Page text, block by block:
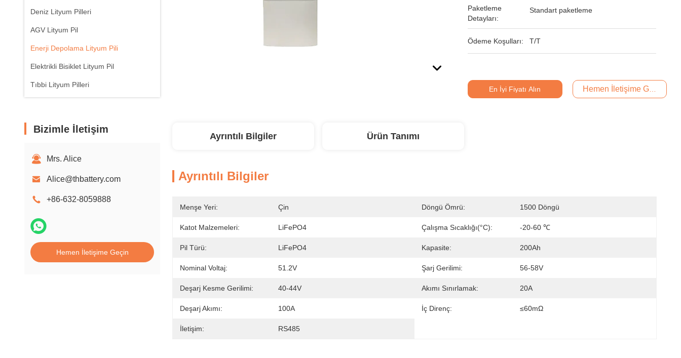
Deniz Lityum Pilleri
AGV Lityum Pil
Enerji Depolama Lityum Pili
Elektrikli Bisiklet Lityum Pil
Tıbbi Lityum Pilleri
Bizimle İletişim
Mrs. Alice
Alice@thbattery.com
+86-632-8059888
Hemen İletişime Geçin
Paketleme
Detayları:
Standart paketleme
Ödeme Koşulları: T/T
En İyi Fiyatı Alın Hemen İletişime Geçin
Ayrıntılı Bilgiler Ürün Tanımı
Ayrıntılı Bilgiler
Menşe Yeri: Çin Döngü Ömrü: 1500 Döngü
Katot Malzemeleri: LiFePO4 Çalışma Sıcaklığı(°C): -20-60 ℃
Pil Türü: LiFePO4 Kapasite: 200Ah
Nominal Voltaj: 51.2V Şarj Gerilimi: 56-58V
Deşarj Kesme Gerilimi: 40-44V Akımı Sınırlamak: 20A
Deşarj Akımı: 100A İç Direnç: ≤60mΩ
İletişim: RS485